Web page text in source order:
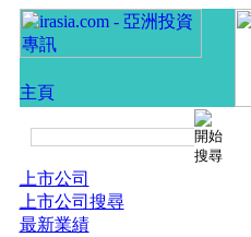
上市公司
上市公司搜尋
最新業績